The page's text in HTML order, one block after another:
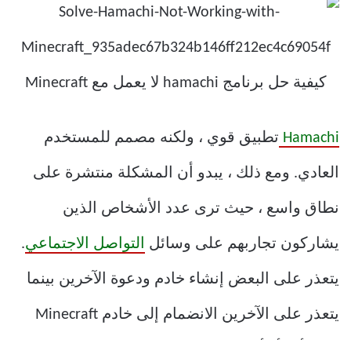
Hamachi تطبيق قوي ، ولكنه مصمم للمستخدم
العادي. ومع ذلك ، يبدو أن المشكلة منتشرة على
نطاق واسع ، حيث ترى عدد الأشخاص الذين
يشاركون تجاربهم على وسائل التواصل الاجتماعي.
يتعذر على البعض إنشاء خادم ودعوة الآخرين بينما
يتعذر على الآخرين الانضمام إلى خادم Minecraft